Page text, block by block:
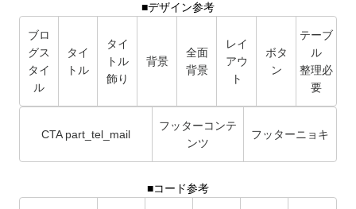
■デザイン参考
ブロ
グス
タイ
ル
タイ
トル
タイ
トル
飾り
背景
全面
背景
レイ
アウ
ト
ボタ
ン
テーブ
ル
整理必
要
CTA part_tel_mail
フッターコンテ
ンツ
フッターニョキ
■コード参考